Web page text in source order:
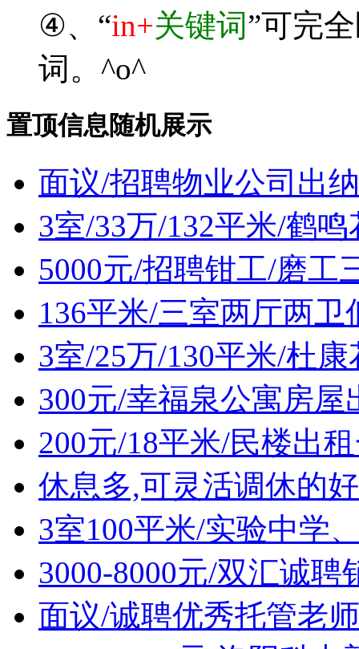
④、“in+关键词”可完
词。^o^
置顶信息随机展示
面议/招聘物业公司出纳
3室/33万/132平米/鹤
5000元/招聘钳工/磨工
136平米/三室两厅两卫
3室/25万/130平米/杜
300元/幸福泉公寓房屋
200元/18平米/民楼出
休息多,可灵活调休的
3室100平米/实验中学
3000-8000元/双汇诚聘
面议/诚聘优秀托管老师